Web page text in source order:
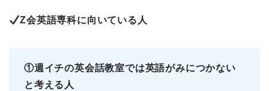
Z会英語専科に向いている人
①週イチの英会話教室では英語がみにつかない
と考える人